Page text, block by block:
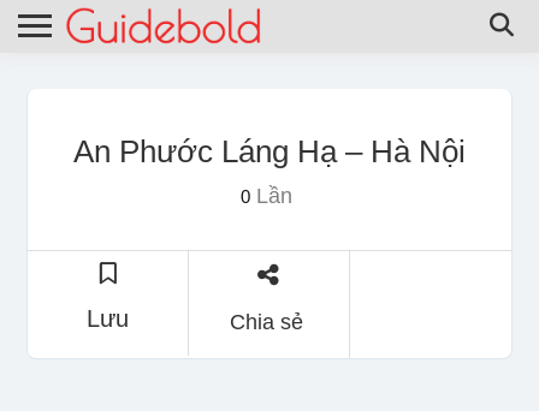
An Phước Láng Hạ – Hà Nội
0Lần
Lưu Chia sẻ